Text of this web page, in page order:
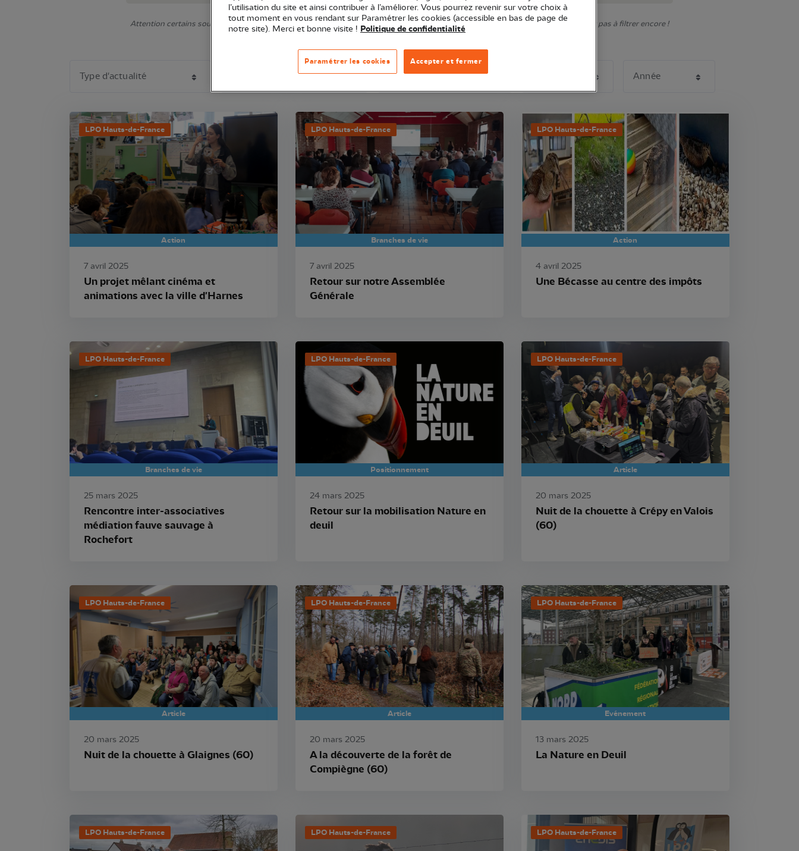
Attention certains sous-éléments ne s'affichent qu'après avoir re-cliqué sur la catégorie que vous venez de sélectionner. N'hésitez pas à filtrer encore !
LPO Hauts-de-France
Action
7 avril 2025
Un projet mêlant cinéma et
animations avec la ville d'Harnes
LPO Hauts-de-France
Branches de vie
7 avril 2025
Retour sur notre Assemblée
Générale
LPO Hauts-de-France
Action
4 avril 2025
Une Bécasse au centre des impôts
LPO Hauts-de-France
Branches de vie
25 mars 2025
Rencontre inter-associatives
médiation fauve sauvage à
Rochefort
LPO Hauts-de-France
Positionnement
24 mars 2025
Retour sur la mobilisation Nature en
deuil
LPO Hauts-de-France
Article
20 mars 2025
Nuit de la chouette à Crépy en Valois
(60)
LPO Hauts-de-France
Article
20 mars 2025
Nuit de la chouette à Glaignes (60)
LPO Hauts-de-France
Article
20 mars 2025
A la découverte de la forêt de
Compiègne (60)
LPO Hauts-de-France
Evénement
13 mars 2025
La Nature en Deuil
LPO Hauts-de-France LPO Hauts-de-France LPO Hauts-de-France
l’utilisation du site et ainsi contribuer à l’améliorer. Vous pourrez revenir sur votre choix à
tout moment en vous rendant sur Paramétrer les cookies (accessible en bas de page de
notre site). Merci et bonne visite ! Politique de confidentialité
Accepter et fermer
Paramétrer les cookies